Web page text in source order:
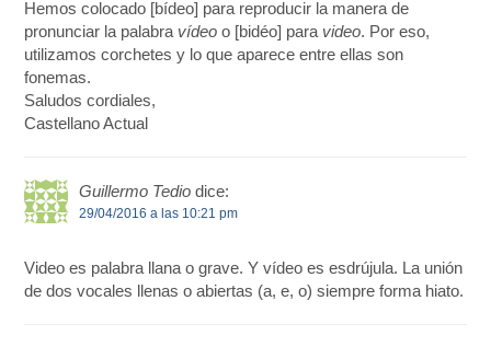
Hemos colocado [bídeo] para reproducir la manera de
pronunciar la palabra vídeo o [bidéo] para video. Por eso,
utilizamos corchetes y lo que aparece entre ellas son
fonemas.
Saludos cordiales,
Castellano Actual
Guillermo Tedio dice:
29/04/2016 a las 10:21 pm
Video es palabra llana o grave. Y vídeo es esdrújula. La unión
de dos vocales llenas o abiertas (a, e, o) siempre forma hiato.